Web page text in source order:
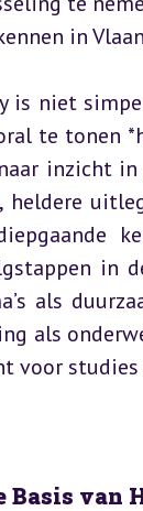
in
is niet
te tonen
inzicht
heldere
in
als
als
voor
Basis van